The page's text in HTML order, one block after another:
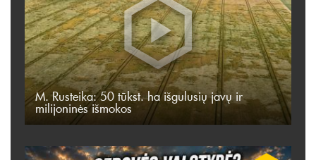
M. Rusteika: 50 tūkst. ha išgulusių javų ir
milijoninės išmokos